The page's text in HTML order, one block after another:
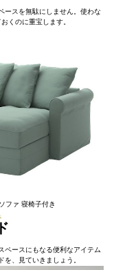
ースを無駄にしません。使わな
くのに重宝します。
ファ 寝椅子付き
ペースにもなる便利なアイテム
、見ていきましょう。